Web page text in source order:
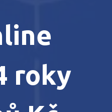
roky